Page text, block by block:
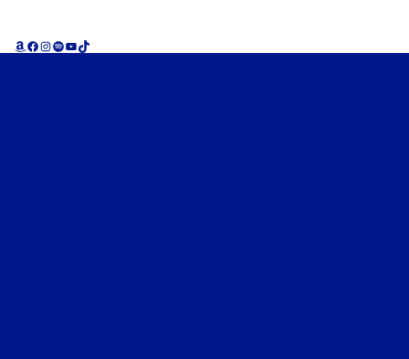
Amazon
Facebook
Instagram
Spotify
YouTube
TikTok